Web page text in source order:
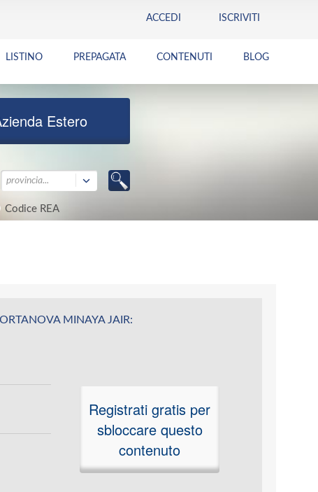
ACCEDI ISCRIVITI
LISTINO PREPAGATA CONTENUTI BLOG
Estero
Codice REA
provincia...
MINAYA JAIR:
Registrati gratis per
sbloccare questo
contenuto